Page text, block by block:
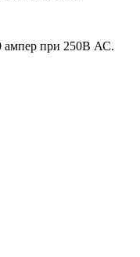
ампер при 250В АС.